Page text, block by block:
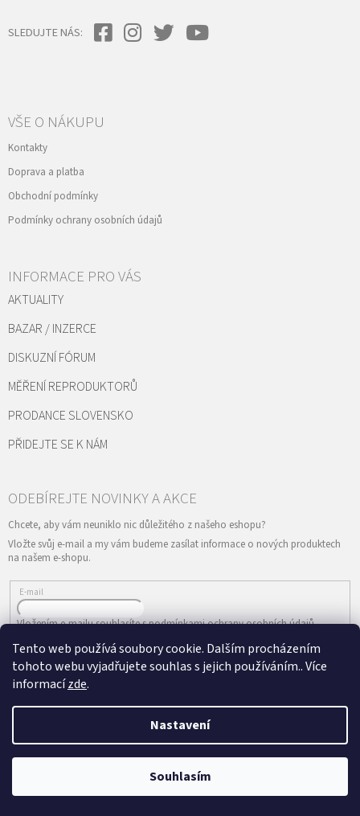
Tento web používá soubory cookie. Dalším procházením
tohoto webu vyjadřujete souhlas s jejich používáním.. Více
informacízde.
Nastavení
Souhlasím
SLEDUJTE NÁS:
VŠE O NÁKUPU
Kontakty
Doprava a platba
Obchodní podmínky
Podmínky ochrany osobních údajů
INFORMACE PRO VÁS
AKTUALITY
BAZAR / INZERCE
DISKUZNÍ FÓRUM
MĚŘENÍ REPRODUKTORŮ
PRODANCE SLOVENSKO
PŘIDEJTE SE K NÁM
Vložte svůj e-mail a my vám budeme zasílat informace o nových produktech
na našem e-shopu.
E-mail
Vložením e-mailu souhlasíte spodmínkami ochrany osobních údajů
PŘIHLÁSIT SE
vyhrazena.